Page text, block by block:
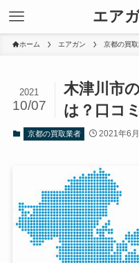
エア
ホーム エアガン 京都の買
木津川市
は？口コ
2021
10/07
京都の買取業者 2021年6